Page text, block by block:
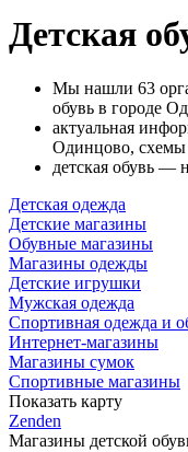
Детская
Мы нашли 63
обувь в городе
актуальная
Одинцово, схемы
детская обувь —
Детская одежда
Детские магазины
Обувные магазины
Магазины одежды
Детские игрушки
Мужская одежда
Спортивная одежда и
Интернет-магазины
Магазины сумок
Спортивные магазины
Показать карту
Zenden
Магазины детской